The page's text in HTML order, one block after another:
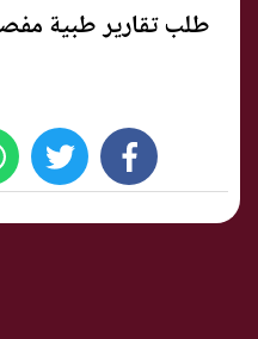
طلب تقارير طبية
facebook